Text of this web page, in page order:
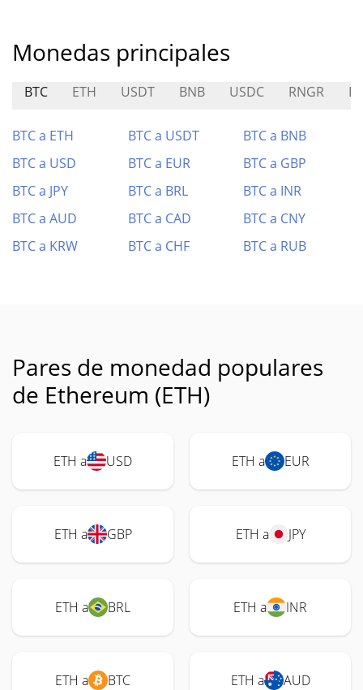
Monedas principales
BTC ETH USDT BNB USDC RNGR
BTC a ETH BTC a USDT
BTC a BNB
BTC a USD
BTC a EUR
BTC a GBP
BTC a JPY
BTC a BRL
BTC a INR
BTC a AUD
BTC a CAD
BTC a CNY
BTC a KRW
BTC a CHF BTC a RUB
Pares de monedad populares
de Ethereum (ETH)
ETH a USD ETH a EUR
ETH a GBP ETH a JPY
ETH a BRL ETH a INR
ETH a BTC ETH a AUD